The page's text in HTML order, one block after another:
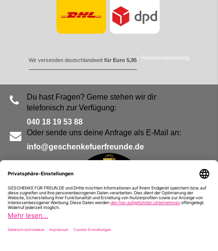
Wir versenden deutschlandweit für Euro 5,95 Retourenabwicklung
Du hast Fragen? Gerne stehen wir dir
telefonisch zur Verfügung:
040 18 19 53 88
Oder sende uns deine Anfrage als E-Mail an:
info@geschenkefuerfreunde.de